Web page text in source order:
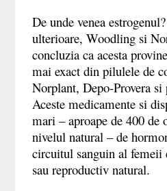
De unde venea
ulterioare, Woodling si
concluzia ca acesta
mai exact din pilulele de
Norplant, Depo-Provera
Aceste medicamente si
mari–aproape de 400 de
nivelul natural–de
circuitul sanguin al
sau reproductiv natural.